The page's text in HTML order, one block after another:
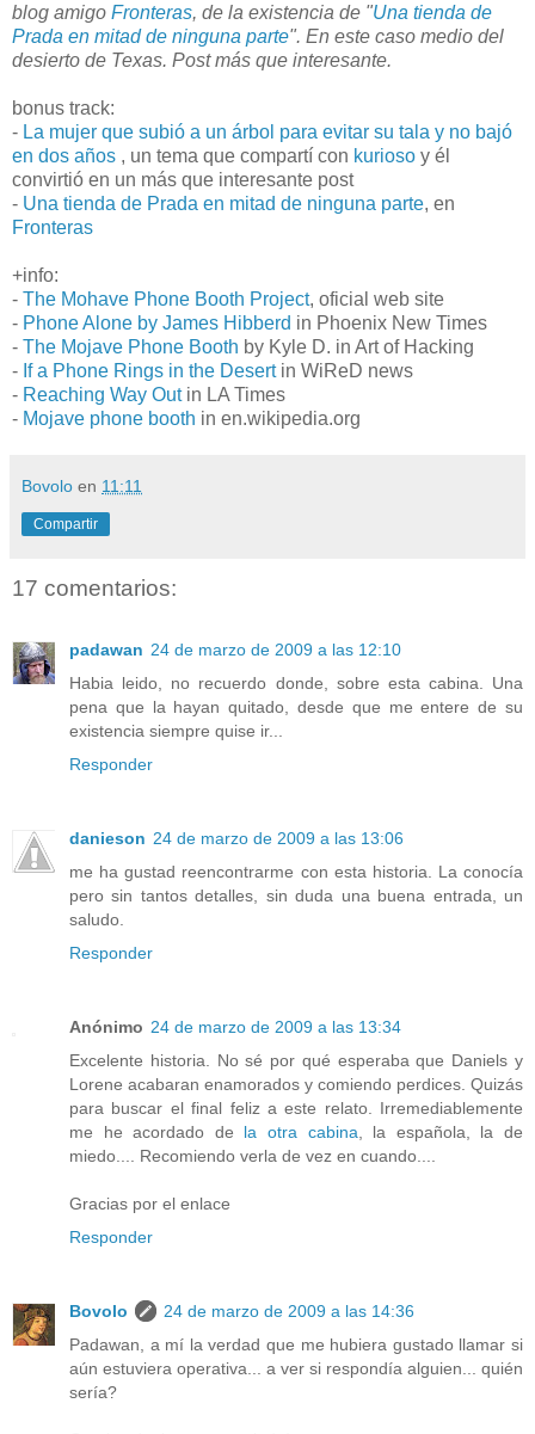
blog amigo Fronteras, de la existencia de "Una tienda de
Prada en mitad de ninguna parte". En este caso medio del
desierto de Texas. Post más que interesante.
bonus track:
- La mujer que subió a un árbol para evitar su tala y no bajó
en dos años , un tema que compartí con kurioso y él
convirtió en un más que interesante post
- Una tienda de Prada en mitad de ninguna parte, en
Fronteras
+info:
- The Mohave Phone Booth Project, oficial web site
- Phone Alone by James Hibberd in Phoenix New Times
- The Mojave Phone Booth by Kyle D. in Art of Hacking
- If a Phone Rings in the Desertin WiReD news
- Reaching Way Outin LA Times
- Mojave phone booth in en.wikipedia.org
Bovolo en 11:11
Compartir
17 comentarios:
padawan 24 de marzo de 2009 a las 12:10
Habia leido, no recuerdo donde, sobre esta cabina. Una
pena que la hayan quitado, desde que me entere de su
existencia siempre quise ir...
Responder
danieson 24 de marzo de 2009 a las 13:06
me ha gustad reencontrarme con esta historia. La conocía
pero sin tantos detalles, sin duda una buena entrada, un
saludo.
Responder
Anónimo 24 de marzo de 2009 a las 13:34
Excelente historia. No sé por qué esperaba que Daniels y
Lorene acabaran enamorados y comiendo perdices. Quizás
para buscar el final feliz a este relato. Irremediablemente
me he acordado de la otra cabina , la española, la de
miedo.... Recomiendo verla de vez en cuando....
Gracias por el enlace
Responder
Bovolo
24 de marzo de 2009 a las 14:36
Padawan, a mí la verdad que me hubiera gustado llamar si
aún estuviera operativa... a ver si respondía alguien... quién
sería?